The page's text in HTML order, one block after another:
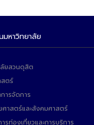
มหาวิทยาลัย
ยสวนดุสิต
ตร์
ารจัดการ
าสตร์และสังคมศาสตร์
ารท่องเที่ยวและการบริการ